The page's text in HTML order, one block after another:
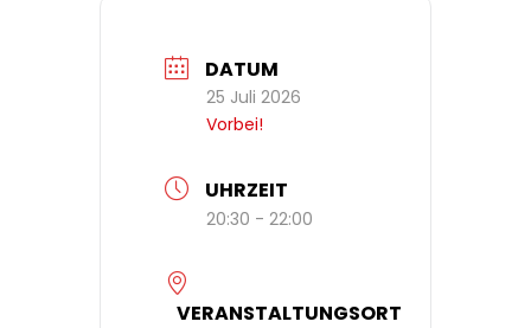
DATUM
25 Juli 2026
Vorbei!
UHRZEIT
20:30 - 22:00
VERANSTALTUNGSORT